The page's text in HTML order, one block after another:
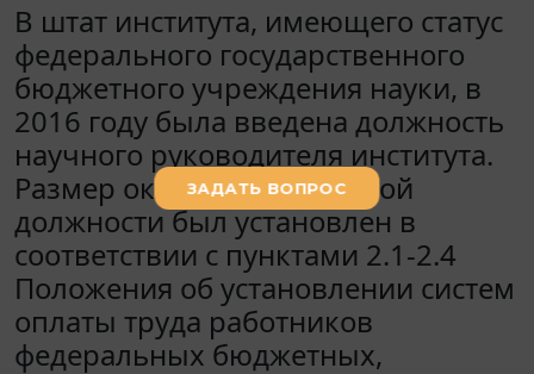
В штат института, имеющего статус
федерального государственного
бюджетного учреждения науки, в
2016 году была введена должность
научного руководителя института.
Размер оклада по указанной
должности был установлен в
соответствии с пунктами 2.1-2.4
Положения об установлении систем
оплаты труда работников
федеральных бюджетных,